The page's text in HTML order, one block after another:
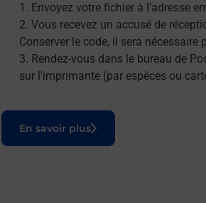
Envoyez votre fichier à l'adresse
Vous recevez un accusé de
Conserver le code, il sera
Rendez-vous dans le bureau de
sur l'imprimante (par espèces ou
En savoir plus
Le lien s'ouvre dans un nouvel onglet